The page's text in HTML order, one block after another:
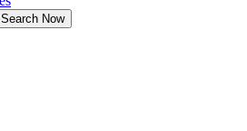
Search Now